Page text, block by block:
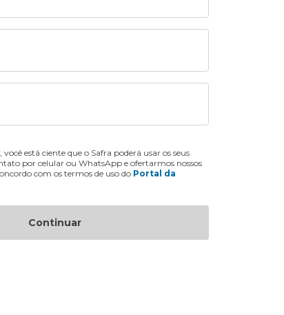
está ciente que o Safra poderá usar os seus
por celular ou WhatsApp e ofertarmos nossos
com os termos de uso do Portal da
Continuar